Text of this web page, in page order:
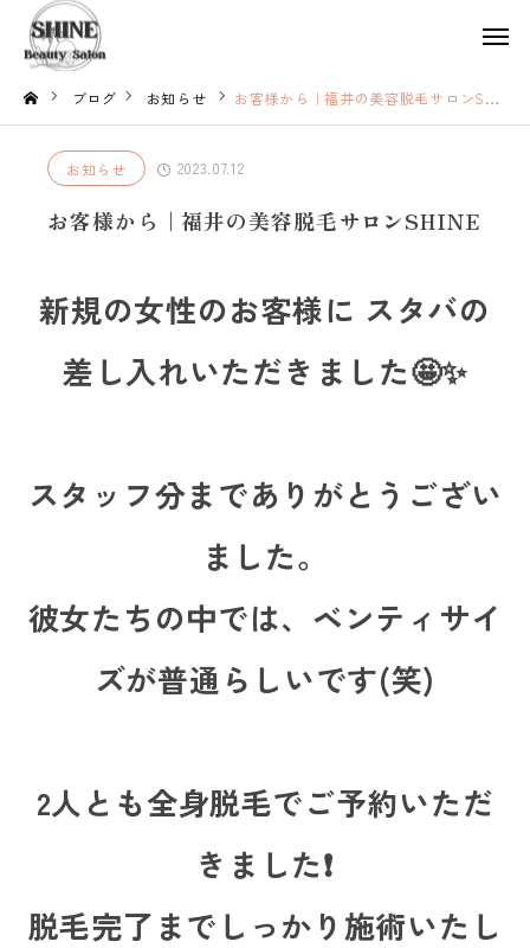
ブログ お知らせ お客様から｜福井の美容脱毛サロンSHINE
お知らせ 2023.07.12
お客様から｜福井の美容脱毛サロンSHINE
新規の女性のお客様に スタバの
差し入れいただきました🤩✨
スタッフ分までありがとうござい
ました。
彼女たちの中では、ベンティサイ
ズが普通らしいです(笑)
2人とも全身脱毛でご予約いただ
きました❗
脱毛完了までしっかり施術いたし